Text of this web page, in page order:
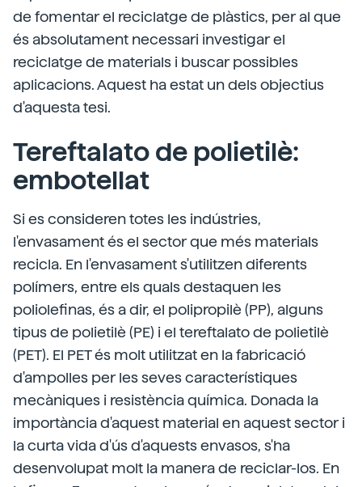
de fomentar el reciclatge de plàstics, per al que
és absolutament necessari investigar el
reciclatge de materials i buscar possibles
aplicacions. Aquest ha estat un dels objectius
d'aquesta tesi.
Tereftalato de polietilè:
embotellat
Si es consideren totes les indústries,
l'envasament és el sector que més materials
recicla. En l'envasament s'utilitzen diferents
polímers, entre els quals destaquen les
poliolefinas, és a dir, el polipropilè (PP), alguns
tipus de polietilè (PE) i el tereftalato de polietilè
(PET). El PET és molt utilitzat en la fabricació
d'ampolles per les seves característiques
mecàniques i resistència química. Donada la
importància d'aquest material en aquest sector i
la curta vida d'ús d'aquests envasos, s'ha
desenvolupat molt la manera de reciclar-los. En